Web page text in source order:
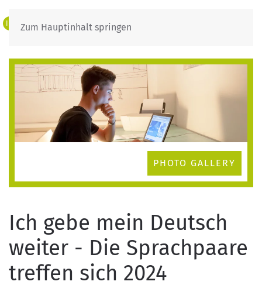
Zum Hauptinhalt springen
IT DE
PHOTO GALLERY
Ich gebe mein Deutsch
weiter - Die Sprachpaare
treffen sich 2024